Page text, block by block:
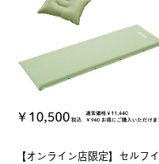
【オンライン店限定】セルフイ